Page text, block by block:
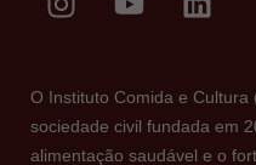
O Instituto Comida e
sociedade civil fundada em
alimentação saudável e o